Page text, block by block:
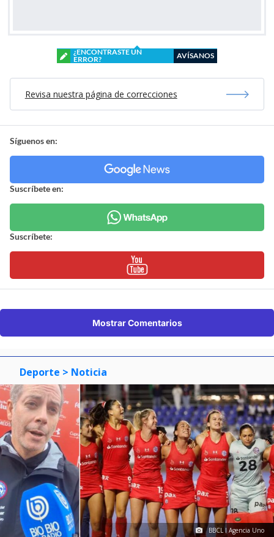
¿ENCONTRASTE UN
ERROR?
AVÍSANOS
Revisa nuestra página de correcciones
Síguenos en:
Suscríbete en:
Suscríbete:
Mostrar Comentarios
Deporte > Noticia
BBCL I Agencia Uno